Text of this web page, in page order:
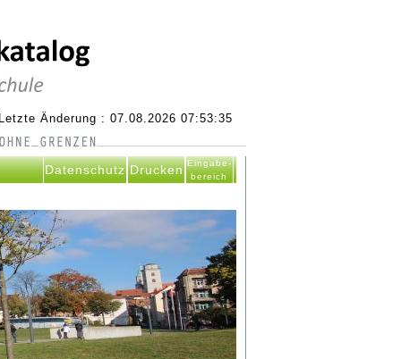
Letzte Änderung : 07.08.2026 07:53:35
Datenschutz Drucken Eingabe-
bereich